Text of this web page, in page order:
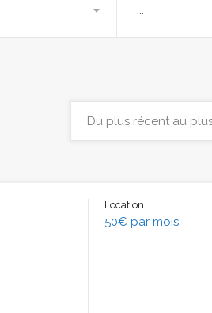
Location
50€ par mois